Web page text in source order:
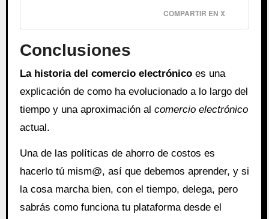
COMPARTIR EN X
Conclusiones
La historia del comercio electrónicoes una
explicación de como ha evolucionado a lo largo del
tiempo y una aproximación al comercio electrónico
actual.
Una de las políticas de ahorro de costos es
hacerlo tú mism@, así que debemos aprender, y si
la cosa marcha bien, con el tiempo, delega, pero
sabrás como funciona tu plataforma desde el